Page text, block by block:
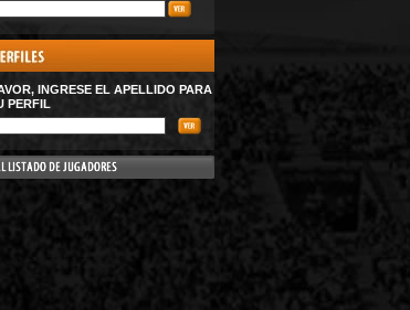
INGRESE EL APELLIDO PARA
PERFIL